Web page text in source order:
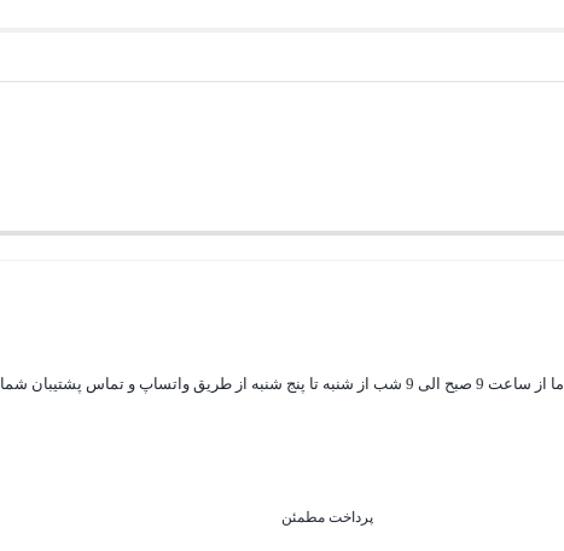
ما از ساعت 9 صبح الی 9 شب از شنبه تا پنج شنبه از طریق واتساپ و تماس پشتیبان شما هستیم
پرداخت مطمئن